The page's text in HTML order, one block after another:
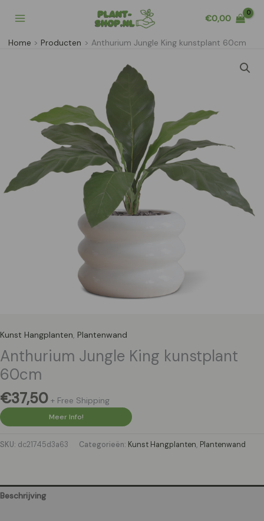
naar
inhoud
€0,00
Home Producten Anthurium Jungle King kunstplant 60cm
Kunst Hangplanten, Plantenwand
Anthurium Jungle King kunstplant
60cm
€37,50 + Free Shipping
Meer Info!
SKU: dc21745d3a63 Categorieën: Kunst Hangplanten, Plantenwand
Beschrijving